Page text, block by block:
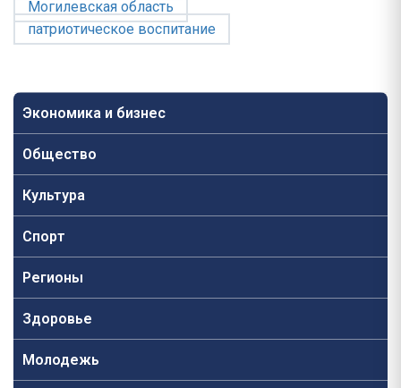
Экономика и бизнес
Общество
Культура
Спорт
Регионы
Здоровье
Молодежь
Могилевская область
патриотическое воспитание